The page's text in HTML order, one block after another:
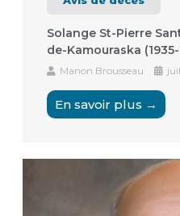
Solange St-Pierre
de-Kamouraska
Manon Brousseau
En savoir plus →